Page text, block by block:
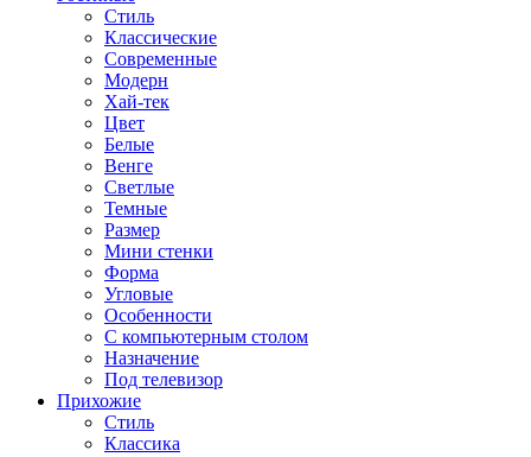
Стиль
Классические
Современные
Модерн
Хай-тек
Цвет
Белые
Венге
Светлые
Темные
Размер
Мини стенки
Форма
Угловые
Особенности
С компьютерным столом
Назначение
Под телевизор
Прихожие
Стиль
Классика